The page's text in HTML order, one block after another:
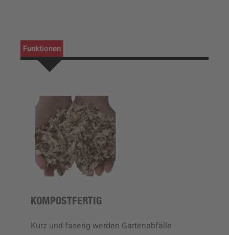
Funktionen
KOMPOSTFERTIG
Kurz und faserig werden Gartenabfälle